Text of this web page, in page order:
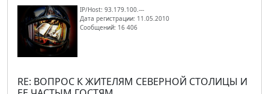
IP/Host: 93.179.100.---
Дата регистрации: 11.05.2010
Сообщений: 16 406
RE: ВОПРОС К ЖИТЕЛЯМ СЕВЕРНОЙ СТОЛИЦЫ И